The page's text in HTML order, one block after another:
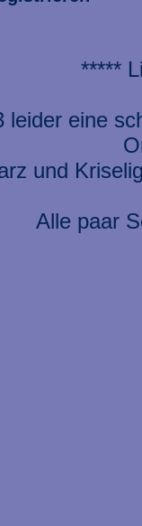
*****
leider eine
und
Alle paar